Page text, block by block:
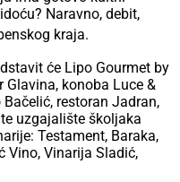
Naravno, debit,
kraja.
će Lipo Gourmet by
Glavina, konoba Luce &
restoran Jadran,
uzgajalište školjaka
Testament, Baraka,
Vino, Vinarija Sladić,